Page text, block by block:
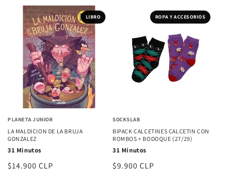
LIBRO
PLANETA JUNIOR
LA MALDICION DE LA BRUJA
GONZALEZ
31 Minutos
Precio
$14.900 CLP
ROPA Y ACCESORIOS
SOCKSLAB
BIPACK CALCETINES CALCETIN CON
ROMBOS + BODOQUE (27/29)
31 Minutos
Precio
$9.900 CLP